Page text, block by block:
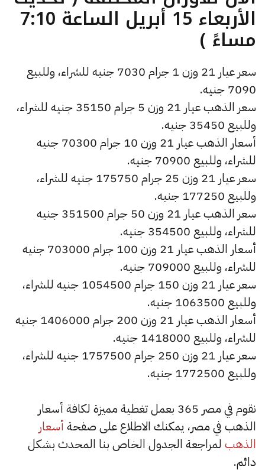
الأربعاء 15 أبريل الساعة 7:10
مساءً )
سعر عيار 21 وزن 1 جرام 7030 جنيه للشراء، وللبيع
7090 جنيه.
سعر الذهب عيار 21 وزن 5 جرام 35150 جنيه للشراء،
وللبيع 35450 جنيه.
أسعار الذهب عيار 21 وزن 10 جرام 70300 جنيه
للشراء، وللبيع 70900 جنيه.
سعر عيار 21 وزن 25 جرام 175750 جنيه للشراء،
وللبيع 177250 جنيه.
سعر الذهب عيار 21 وزن 50 جرام 351500 جنيه
للشراء، وللبيع 354500 جنيه.
أسعار الذهب عيار 21 وزن 100 جرام 703000 جنيه
للشراء، وللبيع 709000 جنيه.
سعر عيار 21 وزن 150 جرام 1054500 جنيه للشراء،
وللبيع 1063500 جنيه.
أسعار الذهب عيار 21 وزن 200 جرام 1406000 جنيه
للشراء، وللبيع 1418000 جنيه.
سعر عيار 21 وزن 250 جرام 1757500 جنيه للشراء،
وللبيع 1772500 جنيه.
نقوم في مصر 365 بعمل تغطية مميزة لكافة أسعار
الذهب في مصر، يمكنك الاطلاع على صفحة أسعار
الذهب لمراجعة الجدول الخاص بنا المحدث بشكل
دائم.